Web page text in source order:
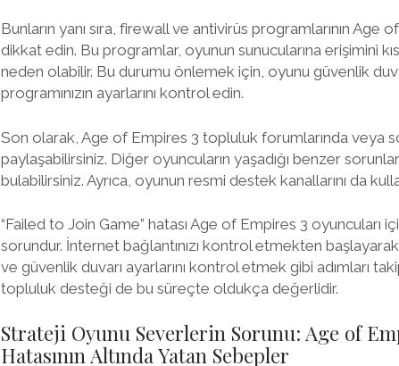
Bunların yanı sıra, firewall ve antivirüs programlarının Age
dikkat edin. Bu programlar, oyunun sunucularına erişimini
neden olabilir. Bu durumu önlemek için, oyunu güvenlik
programınızın ayarlarını kontrol edin.
Son olarak, Age of Empires 3 topluluk forumlarında veya
paylaşabilirsiniz. Diğer oyuncuların yaşadığı benzer
bulabilirsiniz. Ayrıca, oyunun resmi destek kanallarını da
“Failed to Join Game” hatası Age of Empires 3 oyuncuları
sorundur. İnternet bağlantınızı kontrol etmekten
ve güvenlik duvarı ayarlarını kontrol etmek gibi adımları
topluluk desteği de bu süreçte oldukça değerlidir.
Strateji Oyunu Severlerin Sorunu: Age of
Hatasının Altında Yatan Sebepler